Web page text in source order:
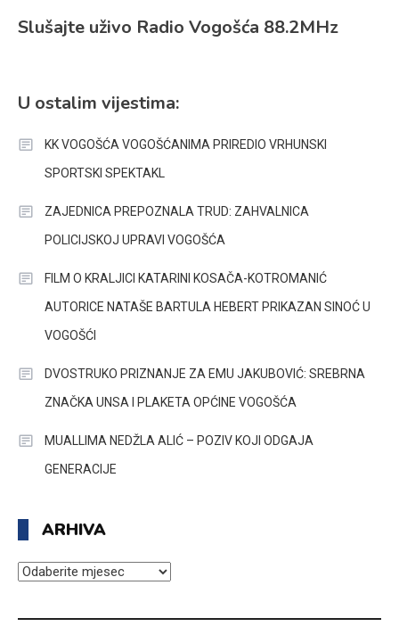
Slušajte uživo Radio Vogošća 88.2MHz
U ostalim vijestima:
KK VOGOŠĆA VOGOŠĆANIMA PRIREDIO VRHUNSKI
SPORTSKI SPEKTAKL
ZAJEDNICA PREPOZNALA TRUD: ZAHVALNICA
POLICIJSKOJ UPRAVI VOGOŠĆA
FILM O KRALJICI KATARINI KOSAČA-KOTROMANIĆ
AUTORICE NATAŠE BARTULA HEBERT PRIKAZAN SINOĆ U
VOGOŠĆI
DVOSTRUKO PRIZNANJE ZA EMU JAKUBOVIĆ: SREBRNA
ZNAČKA UNSA I PLAKETA OPĆINE VOGOŠĆA
MUALLIMA NEDŽLA ALIĆ – POZIV KOJI ODGAJA
GENERACIJE
ARHIVA
ARHIVA